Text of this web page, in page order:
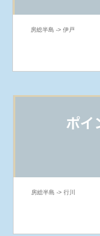
房総半島 -> 伊戸
房総半島 -> 行川